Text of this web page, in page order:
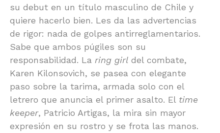
su debut en un título masculino de Chile y
quiere hacerlo bien. Les da las advertencias
de rigor: nada de golpes antirreglamentarios.
Sabe que ambos púgiles son su
responsabilidad. La ring girl del combate,
Karen Kilonsovich, se pasea con elegante
paso sobre la tarima, armada solo con el
letrero que anuncia el primer asalto. El time
keeper, Patricio Artigas, la mira sin mayor
expresión en su rostro y se frota las manos.